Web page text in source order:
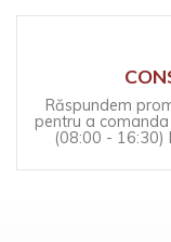
Răspundem
pentru a
(08:00 - 16:30)